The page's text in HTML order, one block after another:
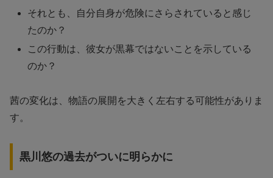
それとも、自分自身が危険にさらされていると感じ
たのか？
この行動は、彼女が黒幕ではないことを示している
のか？
茜の変化は、物語の展開を大きく左右する可能性がありま
す。
黒川悠の過去がついに明らかに